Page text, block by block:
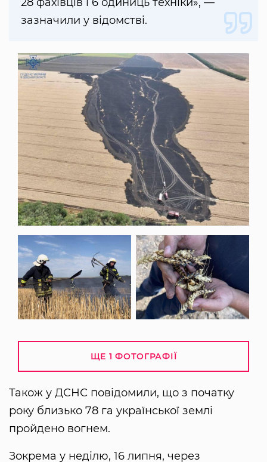
зазначили у відомстві.
ЩЕ 1 ФОТОГРАФІЇ
Також у ДСНС повідомили, що з початку
року близько 78 га української землі
пройдено вогнем.
Зокрема у неділю, 16 липня, через